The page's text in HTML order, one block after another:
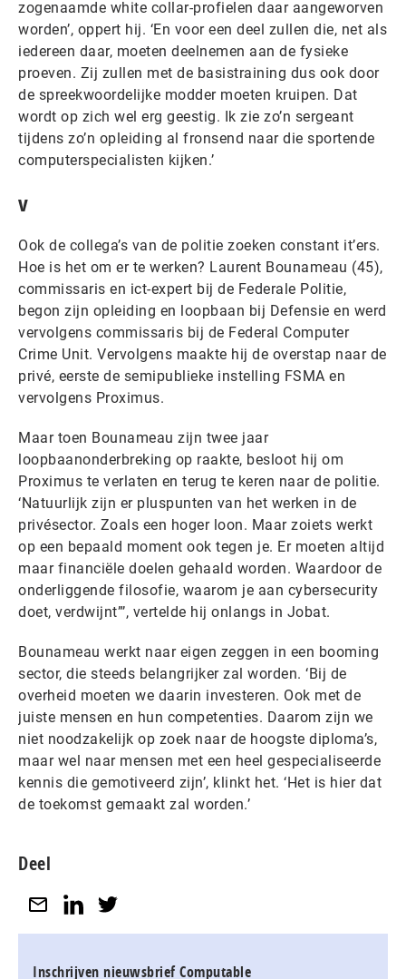
zogenaamde white collar-profielen daar aangeworven
worden’, oppert hij. ‘En voor een deel zullen die, net als
iedereen daar, moeten deelnemen aan de fysieke
proeven. Zij zullen met de basistraining dus ook door
de spreekwoordelijke modder moeten kruipen. Dat
wordt op zich wel erg geestig. Ik zie zo’n sergeant
tijdens zo’n opleiding al fronsend naar die sportende
computerspecialisten kijken.’
v
Ook de collega’s van de politie zoeken constant it’ers.
Hoe is het om er te werken? Laurent Bounameau (45),
commissaris en ict-expert bij de Federale Politie,
begon zijn opleiding en loopbaan bij Defensie en werd
vervolgens commissaris bij de Federal Computer
Crime Unit. Vervolgens maakte hij de overstap naar de
privé, eerste de semipublieke instelling FSMA en
vervolgens Proximus.
Maar toen Bounameau zijn twee jaar
loopbaanonderbreking op raakte, besloot hij om
Proximus te verlaten en terug te keren naar de politie.
‘Natuurlijk zijn er pluspunten van het werken in de
privésector. Zoals een hoger loon. Maar zoiets werkt
op een bepaald moment ook tegen je. Er moeten altijd
maar financiële doelen gehaald worden. Waardoor de
onderliggende filosofie, waarom je aan cybersecurity
doet, verdwijnt”’, vertelde hij onlangs in Jobat.
Bounameau werkt naar eigen zeggen in een booming
sector, die steeds belangrijker zal worden. ‘Bij de
overheid moeten we daarin investeren. Ook met de
juiste mensen en hun competenties. Daarom zijn we
niet noodzakelijk op zoek naar de hoogste diploma’s,
maar wel naar mensen met een heel gespecialiseerde
kennis die gemotiveerd zijn’, klinkt het. ‘Het is hier dat
de toekomst gemaakt zal worden.’
Deel
Inschrijven nieuwsbrief Computable